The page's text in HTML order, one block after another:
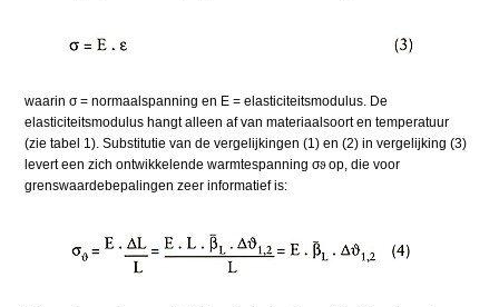
waarin σ = normaalspanning en E = elasticiteitsmodulus. De
elasticiteitsmodulus hangt alleen af van materiaalsoort en temperatuur
(zie tabel 1). Substitutie van de vergelijkingen (1) en (2) in vergelijking (3)
levert een zich ontwikkelende warmtespanning σϑop, die voor
grenswaardebepalingen zeer informatief is: